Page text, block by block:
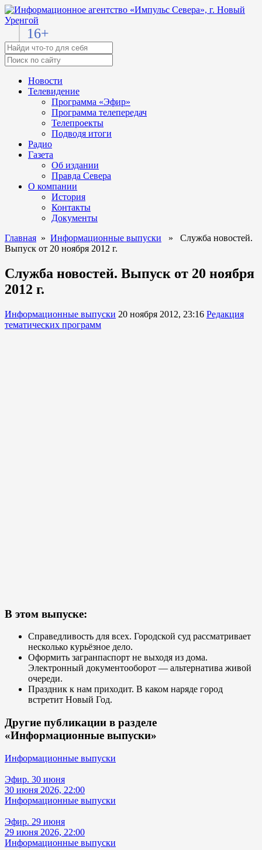
16+
Новости
Телевидение
Программа «Эфир»
Программа телепередач
Телепроекты
Подводя итоги
Радио
Газета
Об издании
Правда Севера
О компании
История
Контакты
Документы
Главная » Информационные выпуски » Служба новостей.
Выпуск от 20 ноября 2012 г.
Служба новостей. Выпуск от 20 ноября
2012 г.
Информационные выпуски 20 ноября 2012, 23:16 Редакция
тематических программ
В этом выпуске:
Справедливость для всех. Городской суд рассматривает
несколько курьёзное дело.
Оформить загранпаспорт не выходя из дома.
Электронный документооборот — альтернатива живой
очереди.
Праздник к нам приходит. В каком наряде город
встретит Новый Год.
Другие публикации в разделе
«Информационные выпуски»
Информационные выпуски
Эфир. 30 июня
30 июня 2026, 22:00
Информационные выпуски
Эфир. 29 июня
29 июня 2026, 22:00
Информационные выпуски